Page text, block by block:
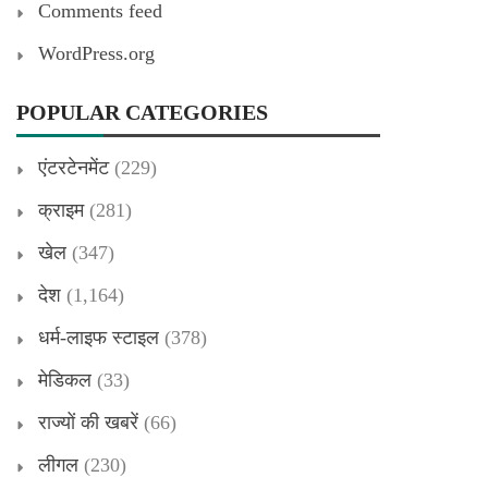
Comments feed
WordPress.org
POPULAR CATEGORIES
एंटरटेनमेंट(229)
क्राइम(281)
खेल (347)
देश (1,164)
धर्म-लाइफ स्टाइल (378)
मेडिकल (33)
राज्यों की खबरें (66)
लीगल (230)